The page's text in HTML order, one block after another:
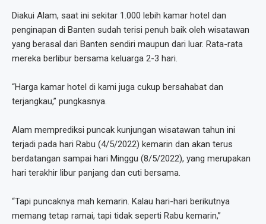
Diakui Alam, saat ini sekitar 1.000 lebih kamar hotel dan
penginapan di Banten sudah terisi penuh baik oleh wisatawan
yang berasal dari Banten sendiri maupun dari luar. Rata-rata
mereka berlibur bersama keluarga 2-3 hari.
“Harga kamar hotel di kami juga cukup bersahabat dan
terjangkau,” pungkasnya.
Alam memprediksi puncak kunjungan wisatawan tahun ini
terjadi pada hari Rabu (4/5/2022) kemarin dan akan terus
berdatangan sampai hari Minggu (8/5/2022), yang merupakan
hari terakhir libur panjang dan cuti bersama.
“Tapi puncaknya mah kemarin. Kalau hari-hari berikutnya
memang tetap ramai, tapi tidak seperti Rabu kemarin,”